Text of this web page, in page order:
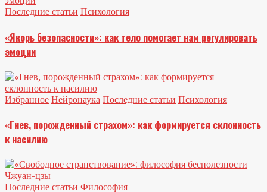
Последние статьи Психология
«Якорь безопасности»: как тело помогает нам регулировать
эмоции
Избранное Нейронаука Последние статьи Психология
«Гнев, порожденный страхом»: как формируется склонность
к насилию
Последние статьи Философия